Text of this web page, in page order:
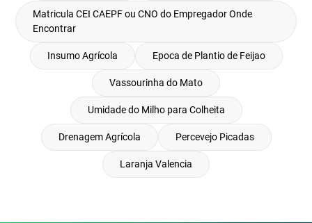
Matricula CEI CAEPF ou CNO do Empregador Onde
Encontrar
Insumo Agrícola Epoca de Plantio de Feijao
Vassourinha do Mato
Umidade do Milho para Colheita
Drenagem Agrícola Percevejo Picadas
Laranja Valencia